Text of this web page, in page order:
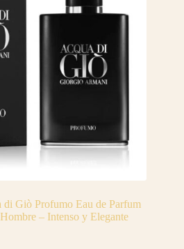
Giò Profumo Eau de Parfum
– Intenso y Elegante